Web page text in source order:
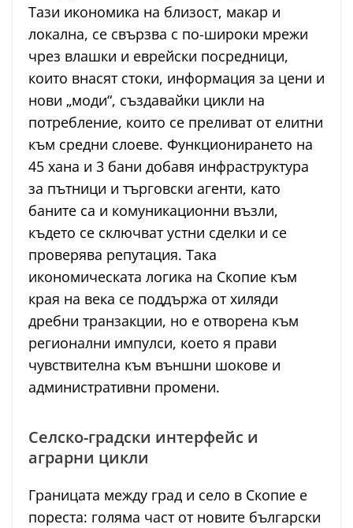
Тази икономика на близост, макар и
локална, се свързва с по-широки мрежи
чрез влашки и еврейски посредници,
които внасят стоки, информация за цени и
нови „моди“, създавайки цикли на
потребление, които се преливат от елитни
към средни слоеве. Функционирането на
45 хана и 3 бани добавя инфраструктура
за пътници и търговски агенти, като
баните са и комуникационни възли,
където се сключват устни сделки и се
проверява репутация. Така
икономическата логика на Скопие към
края на века се поддържа от хиляди
дребни транзакции, но е отворена към
регионални импулси, което я прави
чувствителна към външни шокове и
административни промени.
Селско-градски интерфейс и
аграрни цикли
Границата между град и село в Скопие е
пореста: голяма част от новите български